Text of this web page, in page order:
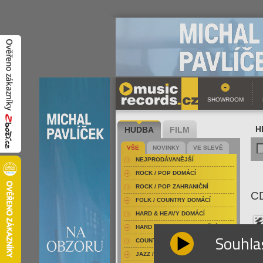
SHOWROOM
HUDBA FILM
VŠE NOVINKY
VE SLEVĚ
NEJPRODÁVANĚJŠÍ
ROCK / POP DOMÁCÍ
ROCK / POP ZAHRANIČNÍ
FOLK / COUNTRY DOMÁCÍ
HARD & HEAVY DOMÁCÍ
HARD & HEAVY ZAHRANIČNÍ
COUNTRY
JAZZ / BLUES